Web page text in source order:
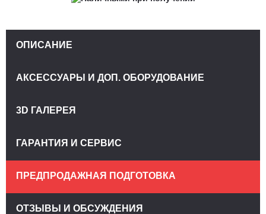
ОПИСАНИЕ
АКСЕССУАРЫ И ДОП. ОБОРУДОВАНИЕ
3D ГАЛЕРЕЯ
ГАРАНТИЯ И СЕРВИС
ПРЕДПРОДАЖНАЯ ПОДГОТОВКА
ОТЗЫВЫ И ОБСУЖДЕНИЯ